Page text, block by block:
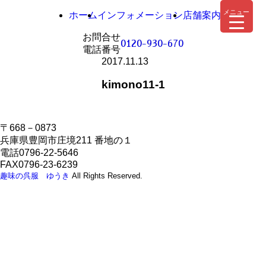
ホームインフォメーション店舗案内
お問合せ
電話番号
0120-930-670
2017.11.13
kimono11-1
〒668－0873
兵庫県豊岡市庄境211 番地の１
電話0796-22-5646
FAX0796-23-6239
趣味の呉服 ゆうき All Rights Reserved.
メニュー